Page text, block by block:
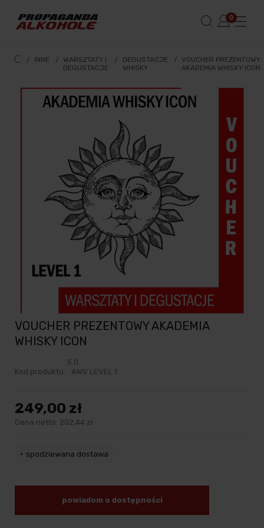
/ INNE /
WARSZTATY I
DEGUSTACJE
/
DEGUSTACJE
WHISKY
/
VOUCHER PREZENTOWY
AKADEMIA WHISKY ICON
VOUCHER PREZENTOWY AKADEMIA
WHISKY ICON
5.0
Kod produktu:
AWV LEVEL 1
249,00 zł
Cena netto: 202,44 zł
spodziewana dostawa
powiadom o dostępności